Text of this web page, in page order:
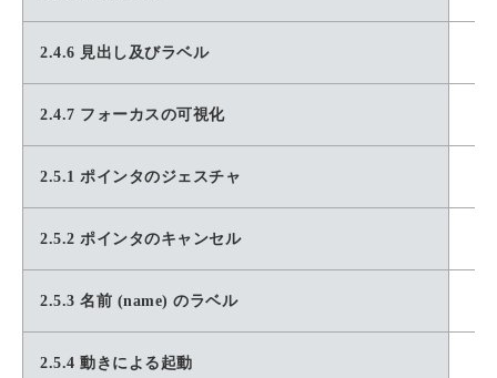
2.4.6 見出し及びラベル
2.4.7 フォーカスの可視化
2.5.1 ポインタのジェスチャ
2.5.2 ポインタのキャンセル
2.5.3 名前 (name) のラベル
2.5.4 動きによる起動